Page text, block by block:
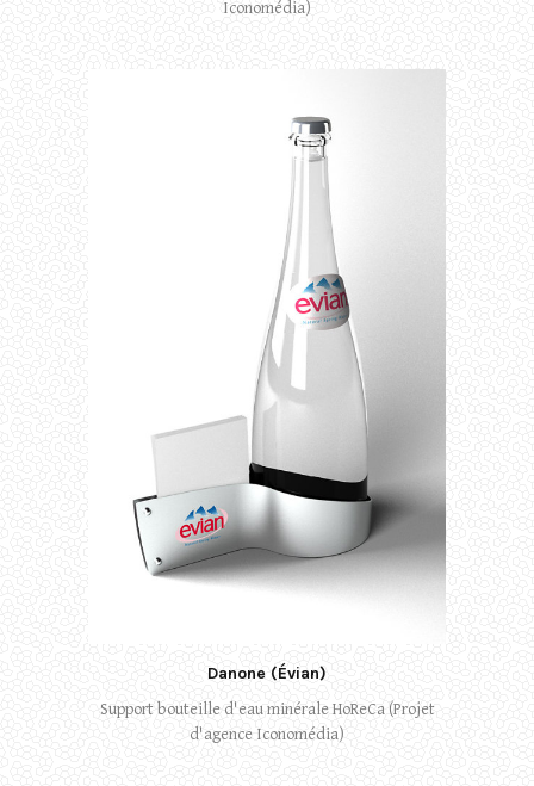
Iconomédia)
Danone (Évian)
Support bouteille d'eau minérale HoReCa (Projet
d'agence Iconomédia)